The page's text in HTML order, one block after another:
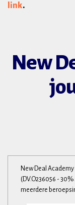
link.
New
New Deal
(DV.O236056 -
meerdere